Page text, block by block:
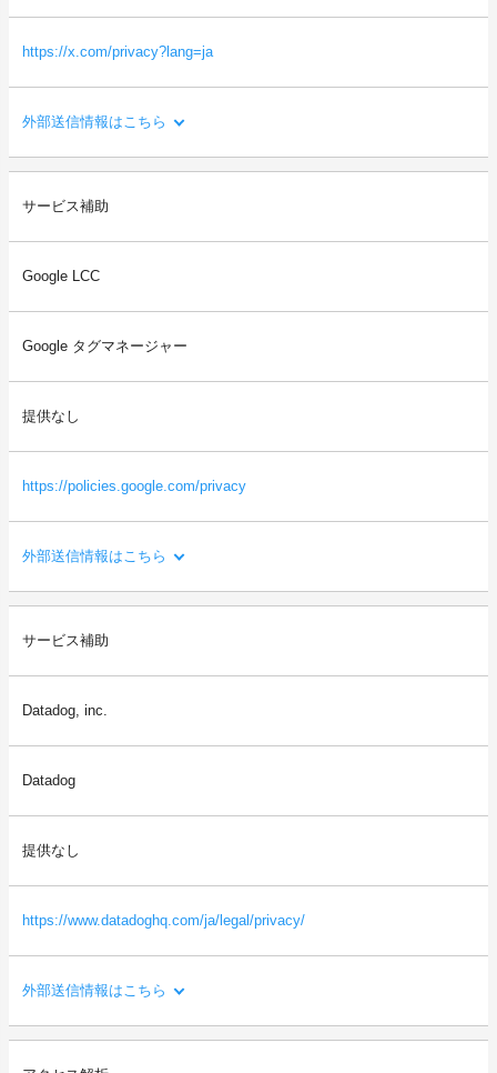
https://x.com/privacy?lang=ja
外部送信情報はこちら
利用目的：
のためのアカウント連携を提供するため。
・本サイトを閲覧した端末の情報（OS、ブラウザ情報、IPアドレ
ス、画面解像度など）
ルなど）
サービス補助
Google LCC
Google タグマネージャー
提供なし
https://policies.google.com/privacy
外部送信情報はこちら
利用目的：
送信される利用者情報：
ス、画面解像度など）
・本サイトを閲覧した端末の識別情報（識別子など）
・本サイトの直前に閲覧したサイトのURL（リファラー情報）
サービス補助
Datadog, inc.
Datadog
提供なし
https://www.datadoghq.com/ja/legal/privacy/
外部送信情報はこちら
利用目的：